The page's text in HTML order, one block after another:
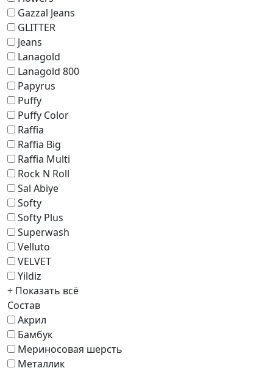
Gazzal Jeans
GLITTER
Jeans
Lanagold
Lanagold 800
Papyrus
Puffy
Puffy Color
Raffia
Raffia Big
Raffia Multi
Rock N Roll
Sal Abiye
Softy
Softy Plus
Superwash
Velluto
VELVET
Yildiz
+ Показать всё
Состав
Акрил
Бамбук
Мериносовая шерсть
Металлик